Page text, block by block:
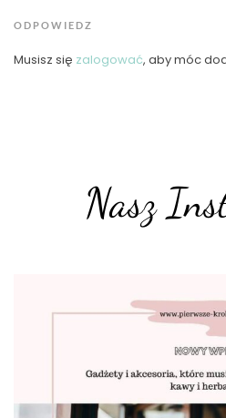
ODPOWIEDZ
Musisz się zalogować, aby móc
Nasz